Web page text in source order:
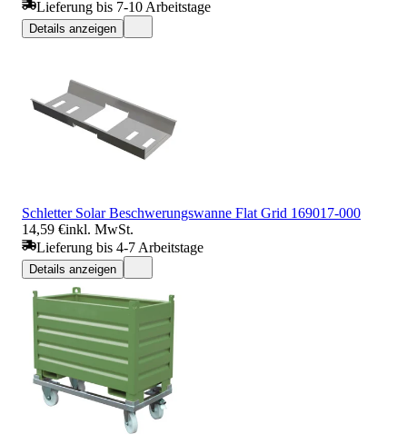
Lieferung bis 7-10 Arbeitstage
Details anzeigen
Schletter Solar Beschwerungswanne Flat Grid 169017-000
14,59 €inkl. MwSt.
Lieferung bis 4-7 Arbeitstage
Details anzeigen